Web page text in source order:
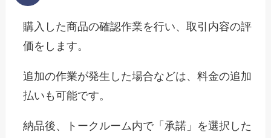
購入した商品の確認作業を行い、取引内容の評
価をします。
追加の作業が発生した場合などは、料金の追加
払いも可能です。
納品後、トークルーム内で「承諾」を選択した